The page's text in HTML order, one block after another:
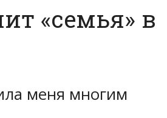
«семья» в
меня многим